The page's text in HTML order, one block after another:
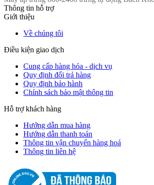
Thông tin hỗ trợ
Giới thiệu
Về chúng tôi
Điều kiện giao dịch
Cung cấp hàng hóa - dịch vụ
Quy định đổi trả hàng
Quy định bảo hành
Chính sách bảo mật thông tin
Hỗ trợ khách hàng
Hướng dẫn mua hàng
Hướng dẫn thanh toán
Thông tin vận chuyển hàng hoá
Thông tin liên hệ